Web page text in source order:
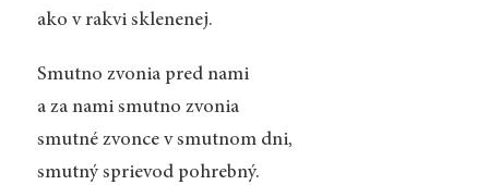
ako v rakvi sklenenej.
Smutno zvonia pred nami
a za nami smutno zvonia
smutné zvonce v smutnom dni,
smutný sprievod pohrebný.